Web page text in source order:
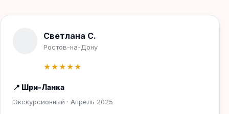
Светлана С.
Ростов-на-Дону
★★★★★
📍 Шри-Ланка
Экскурсионный · Апрель 2025